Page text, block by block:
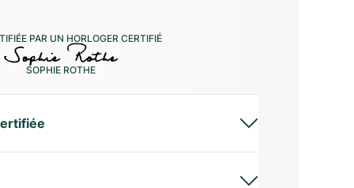
PAR UN HORLOGER CERTIFIÉ
SOPHIE ROTHE